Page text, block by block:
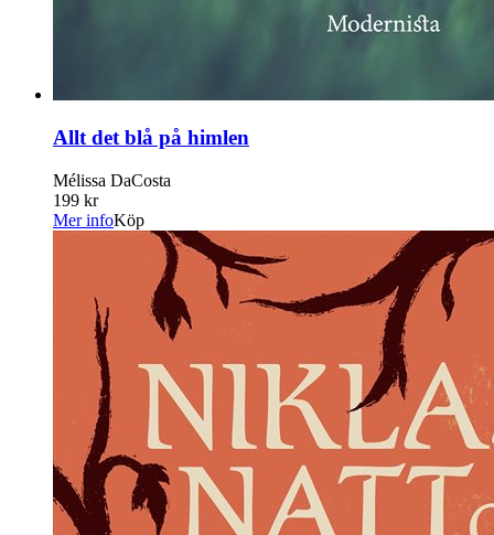
Allt det blå på himlen
Mélissa DaCosta
199 kr
Mer infoKöp